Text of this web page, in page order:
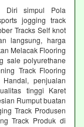
Diri simpul Pola
jogging track
Tracks Self knot
langsung, harga
Melacak Flooring
sale polyurethane
Track Flooring
penjualan
tinggi Karet
Rumput buatan
Track Produsen
Track Produk di